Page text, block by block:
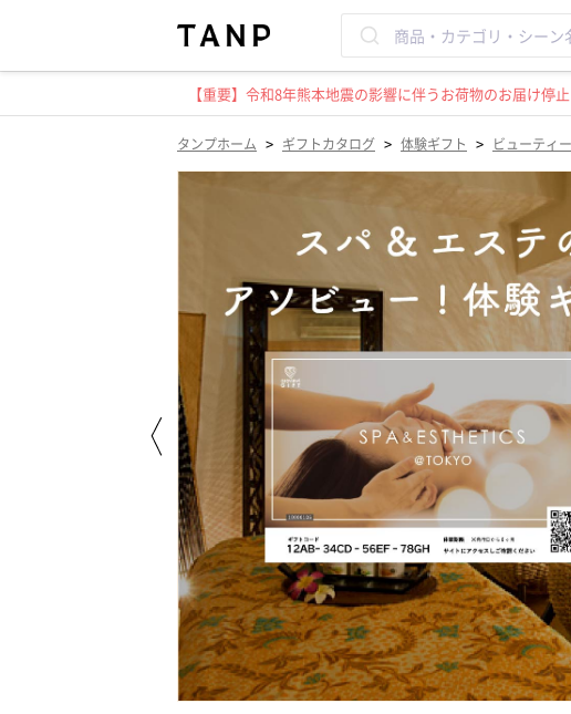
【重要】令和8年熊本地震の影響に伴うお荷物のお届け停
タンプホーム > ギフトカタログ > 体験ギフト > ビューティ